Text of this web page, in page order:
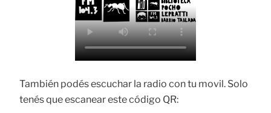
También podés escuchar la radio con tu movil. Solo
tenés que escanear este código QR: